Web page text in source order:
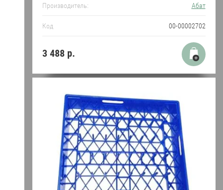
Производитель: Абат
Код 00-00002702
3 488 р.